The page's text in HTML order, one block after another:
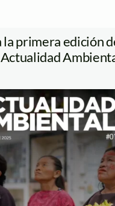
la primera edición
Actualidad